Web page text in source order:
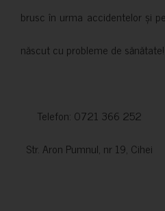
brusc în urma accidentelor și
născut cu probleme de sănătate!
Telefon: 0721 366 252
Str. Aron Pumnul, nr 19, Cihei